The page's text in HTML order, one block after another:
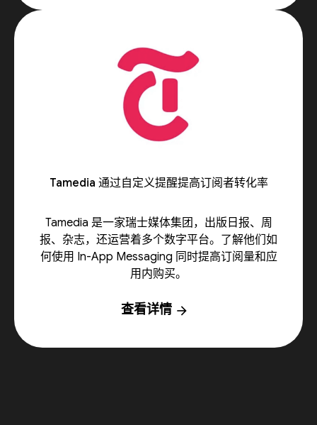
Tamedia 通过自定义提醒提高订阅者转化率
Tamedia 是一家瑞士媒体集团，出版日报、周
报、杂志，还运营着多个数字平台。了解他们如
何使用 In-App Messaging 同时提高订阅量和应
用内购买。
查看详情 arrow_forward